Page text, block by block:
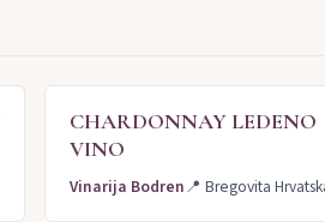
Šardone (2) Kaberne sovinjon (2)
CHARDONNAY LEDENO
VINO
Vinarija Bodren📍Bregovita